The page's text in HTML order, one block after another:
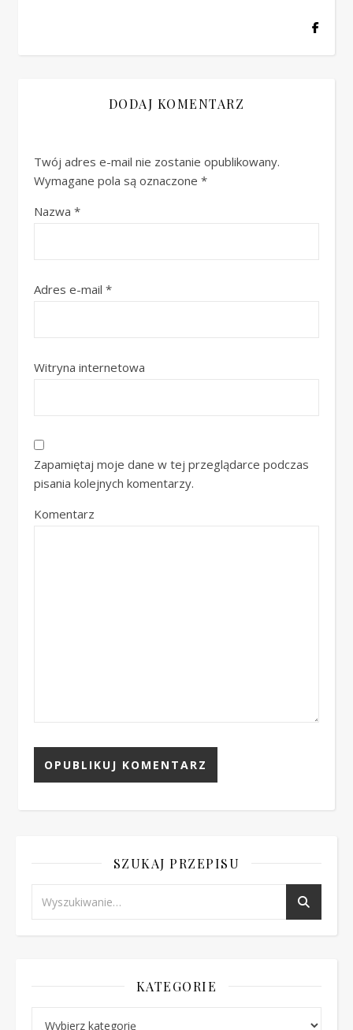
DODAJ KOMENTARZ
Twój adres e-mail nie zostanie opublikowany.
Wymagane pola są oznaczone *
Nazwa *
Adres e-mail *
Witryna internetowa
Zapamiętaj moje dane w tej przeglądarce podczas
pisania kolejnych komentarzy.
Komentarz
SZUKAJ PRZEPISU
KATEGORIE